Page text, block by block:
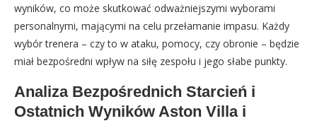
wyników, co może skutkować odważniejszymi wyborami
personalnymi, mającymi na celu przełamanie impasu. Każdy
wybór trenera – czy to w ataku, pomocy, czy obronie – będzie
miał bezpośredni wpływ na siłę zespołu i jego słabe punkty.
Analiza Bezpośrednich Starcień i
Ostatnich Wyników Aston Villa i